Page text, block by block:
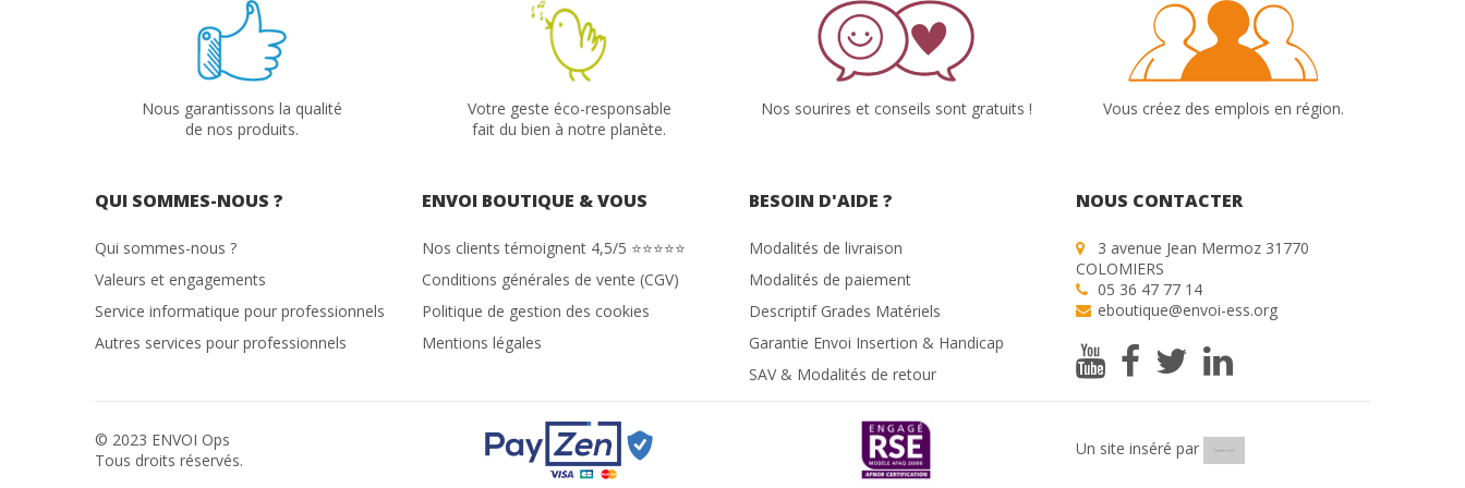
Nous garantissons la qualité
de nos produits.
Votre geste éco-responsable
fait du bien à notre planète.
Nos sourires et conseils sont gratuits ! Vous créez des emplois en région.
QUI SOMMES-NOUS ?
Qui sommes-nous ?
Valeurs et engagements
Service informatique pour professionnels
Autres services pour professionnels
ENVOI BOUTIQUE & VOUS
Nos clients témoignent 4,5/5 ⭐⭐⭐⭐⭐
Conditions générales de vente (CGV)
Politique de gestion des cookies
Mentions légales
BESOIN D'AIDE ?
Modalités de livraison
Modalités de paiement
Descriptif Grades Matériels
Garantie Envoi Insertion & Handicap
SAV & Modalités de retour
NOUS CONTACTER
3 avenue Jean Mermoz 31770
COLOMIERS
05 36 47 77 14
eboutique@envoi-ess.org
© 2023 ENVOI Ops
Tous droits réservés.
Un site inséré par